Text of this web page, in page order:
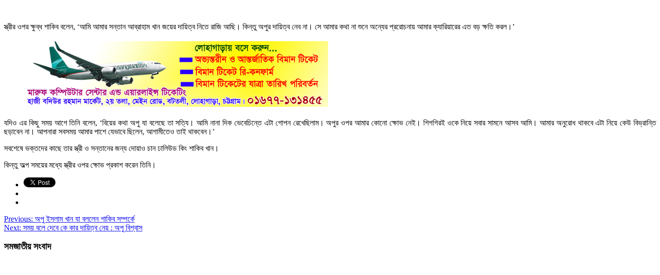
স্ত্রীর ওপর ক্ষুব্ধ শাকিব বলেন, ‘আমি আমার সন্তান আব্রাহাম খান জয়ের দায়িত্ব নিতে রাজি আছি। কিন্তু অপুর দায়িত্ব নেব না। সে আমার কথা না শুনে অন্যের প্ররোচনায় আমার ক্যারিয়ারের এত বড় ক্ষতি করল।’
যদিও এর কিছু সময় আগে তিনি বলেন, ‘বিয়ের কথা অপু যা বলেছে তা সত্যি। আমি নানা দিক ভেবেচিন্তে এটা গোপন রেখেছিলাম। অপুর ওপর আমার কোনো ক্ষোভ নেই। শিগগিরই ওকে নিয়ে সবার সামনে আসব আমি। আমার অনুরোধ থাকবে এটা নিয়ে কেউ বিভ্রান্তি
ছড়াবেন না। আপনারা সবসময় আমার পাশে যেভাবে ছিলেন, আগামীতেও তাই থাকবেন।’
সবশেষে ভক্তদের কাছে তার স্ত্রী ও সন্তানের জন্য দোয়াও চান ঢালিউড কিং শাকিব খান।
কিন্তু অল্প সময়ের মধ্যে স্ত্রীর ওপর ক্ষোভ প্রকাশ করেন তিনি।
Previous: অপু ইসলাম খান যা বললেন শাকিব সম্পর্কে
Next: সময় বলে দেবে কে কার দায়িত্ব নেয় : অপু বিশ্বাস
সমজাতীয় সংবাদ